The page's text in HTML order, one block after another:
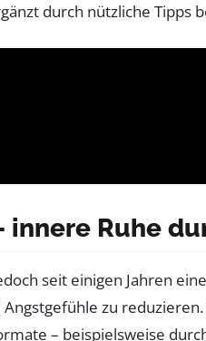
durch nützliche Tipps
Ruhe
seit einigen Jahren
zu reduzieren.
– beispielsweise